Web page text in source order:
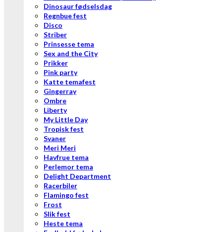
Dinosaur fødselsdag
Regnbue fest
Disco
Striber
Prinsesse tema
Sex and the City
Prikker
Pink party
Katte temafest
Gingerray
Ombre
Liberty
My Little Day
Tropisk fest
Svaner
Meri Meri
Havfrue tema
Perlemor tema
Delight Department
Racerbiler
Flamingo fest
Frost
Slik fest
Heste tema